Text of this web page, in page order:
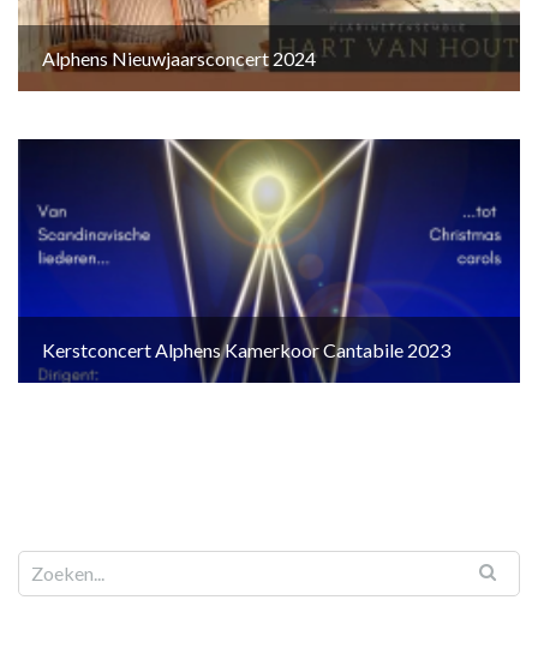
Alphens Nieuwjaarsconcert 2024
Kerstconcert Alphens Kamerkoor Cantabile 2023